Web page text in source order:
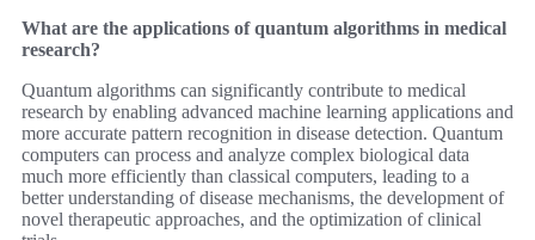
What are the applications of quantum algorithms in medical
research?
Quantum algorithms can significantly contribute to medical
research by enabling advanced machine learning applications and
more accurate pattern recognition in disease detection. Quantum
computers can process and analyze complex biological data
much more efficiently than classical computers, leading to a
better understanding of disease mechanisms, the development of
novel therapeutic approaches, and the optimization of clinical